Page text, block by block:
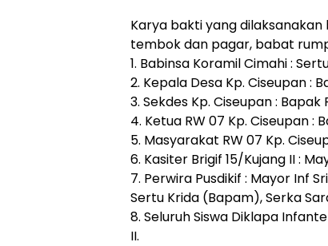
Karya bakti yang
tembok dan pagar, babat
1. Babinsa Koramil Cimahi :
2. Kepala Desa Kp. Ciseupan :
3. Sekdes Kp. Ciseupan : Bapak
4. ⁠Ketua RW 07 Kp. Ciseupan :
5. ⁠Masyarakat RW 07 Kp.
6. ⁠Kasiter Brigif 15/Kujang II :
7. Perwira Pusdikif : Mayor Inf
Sertu Krida (Bapam), Serka
8. ⁠Seluruh Siswa Diklapa
II.